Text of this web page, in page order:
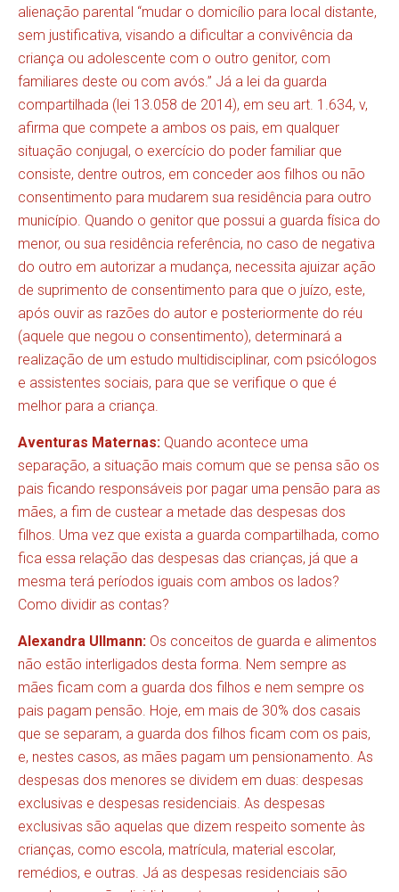
alienação parental “mudar o domicílio para local distante,
sem justificativa, visando a dificultar a convivência da
criança ou adolescente com o outro genitor, com
familiares deste ou com avós.” Já a lei da guarda
compartilhada (lei 13.058 de 2014), em seu art. 1.634, v,
afirma que compete a ambos os pais, em qualquer
situação conjugal, o exercício do poder familiar que
consiste, dentre outros, em conceder aos filhos ou não
consentimento para mudarem sua residência para outro
município. Quando o genitor que possui a guarda física do
menor, ou sua residência referência, no caso de negativa
do outro em autorizar a mudança, necessita ajuizar ação
de suprimento de consentimento para que o juízo, este,
após ouvir as razões do autor e posteriormente do réu
(aquele que negou o consentimento), determinará a
realização de um estudo multidisciplinar, com psicólogos
e assistentes sociais, para que se verifique o que é
melhor para a criança.
Aventuras Maternas: Quando acontece uma
separação, a situação mais comum que se pensa são os
pais ficando responsáveis por pagar uma pensão para as
mães, a fim de custear a metade das despesas dos
filhos. Uma vez que exista a guarda compartilhada, como
fica essa relação das despesas das crianças, já que a
mesma terá períodos iguais com ambos os lados?
Como dividir as contas?
Alexandra Ullmann: Os conceitos de guarda e alimentos
não estão interligados desta forma. Nem sempre as
mães ficam com a guarda dos filhos e nem sempre os
pais pagam pensão. Hoje, em mais de 30% dos casais
que se separam, a guarda dos filhos ficam com os pais,
e, nestes casos, as mães pagam um pensionamento. As
despesas dos menores se dividem em duas: despesas
exclusivas e despesas residenciais. As despesas
exclusivas são aquelas que dizem respeito somente às
crianças, como escola, matrícula, material escolar,
remédios, e outras. Já as despesas residenciais são